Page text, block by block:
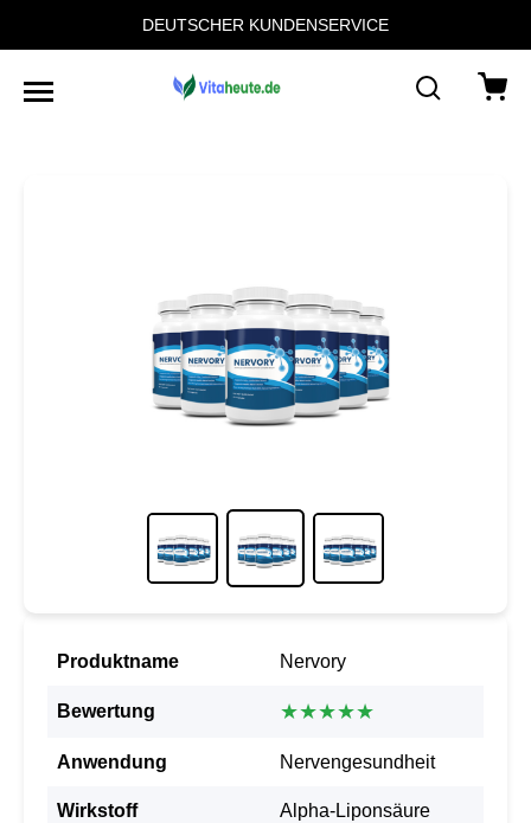
DEUTSCHER KUNDENSERVICE
Produktname Nervory
Bewertung ★★★★★
Anwendung Nervengesundheit
Wirkstoff Alpha-Liponsäure